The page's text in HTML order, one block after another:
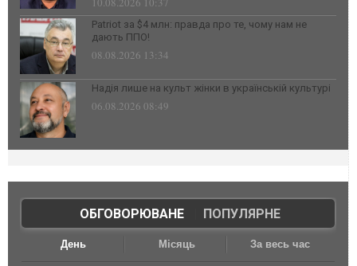
Patriot за $4 млн: правда про те, чому нам не
дають ППО!
08.08.2026 13:34
Надія лише на культ жінки в українській культурі
06.08.2026 08:49
ОБГОВОРЮВАНЕ| ПОПУЛЯРНЕ
День Місяць За весь час